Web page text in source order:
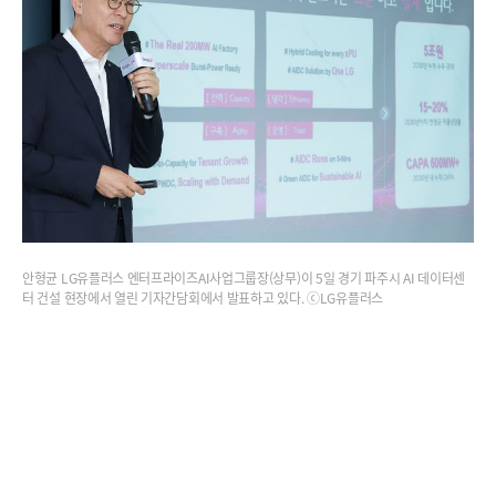
안형균 LG유플러스 엔터프라이즈AI사업그룹장(상무)이 5일 경기 파주시 AI 데이터센
터 건설 현장에서 열린 기자간담회에서 발표하고 있다. ⓒLG유플러스